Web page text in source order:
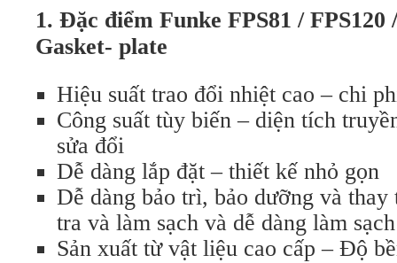
1. Đặc điểm Funke FPS81 / FPS120
Gasket- plate
Hiệu suất trao đổi nhiệt cao – chi
Công suất tùy biến – diện tích
sửa đổi
Dễ dàng lắp đặt – thiết kế nhỏ gọn
Dễ dàng bảo trì, bảo dưỡng và
tra và làm sạch và dễ dàng làm
Sản xuất từ vật liệu cao cấp – Độ